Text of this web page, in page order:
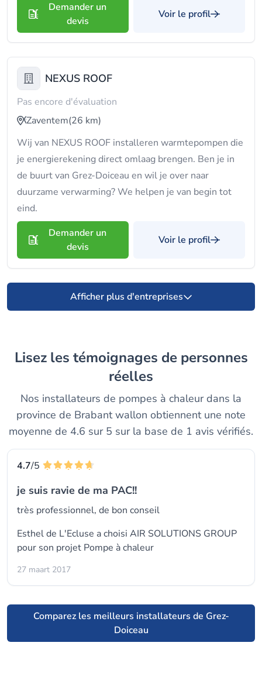
Demander un
devis
Voir le profil
NEXUS ROOF
Pas encore d'évaluation
Zaventem(26 km)
Wij van NEXUS ROOF installeren warmtepompen die
je energierekening direct omlaag brengen. Ben je in
de buurt van Grez-Doiceau en wil je over naar
duurzame verwarming? We helpen je van begin tot
eind.
Demander un
devis
Voir le profil
Afficher plus d'entreprises
Lisez les témoignages de personnes
réelles
Nos installateurs de pompes à chaleur dans la
province de Brabant wallon obtiennent une note
moyenne de 4.6 sur 5 sur la base de 1 avis vérifiés.
4.7/5
je suis ravie de ma PAC!!
très professionnel, de bon conseil
Esthel de L'Ecluse a choisi AIR SOLUTIONS GROUP
pour son projet Pompe à chaleur
27 maart 2017
Comparez les meilleurs installateurs de Grez-
Doiceau